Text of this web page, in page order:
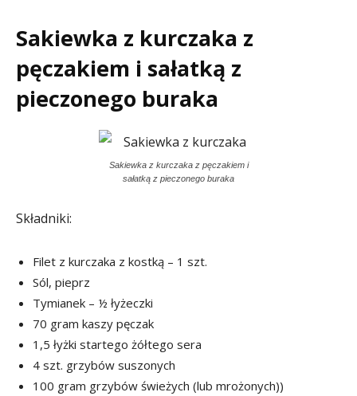
Sakiewka z kurczaka z
pęczakiem i sałatką z
pieczonego buraka
Sakiewka z kurczaka z pęczakiem i
sałatką z pieczonego buraka
Składniki:
Filet z kurczaka z kostką – 1 szt.
Sól, pieprz
Tymianek – ½ łyżeczki
70 gram kaszy pęczak
1,5 łyżki startego żółtego sera
4 szt. grzybów suszonych
100 gram grzybów świeżych (lub mrożonych))